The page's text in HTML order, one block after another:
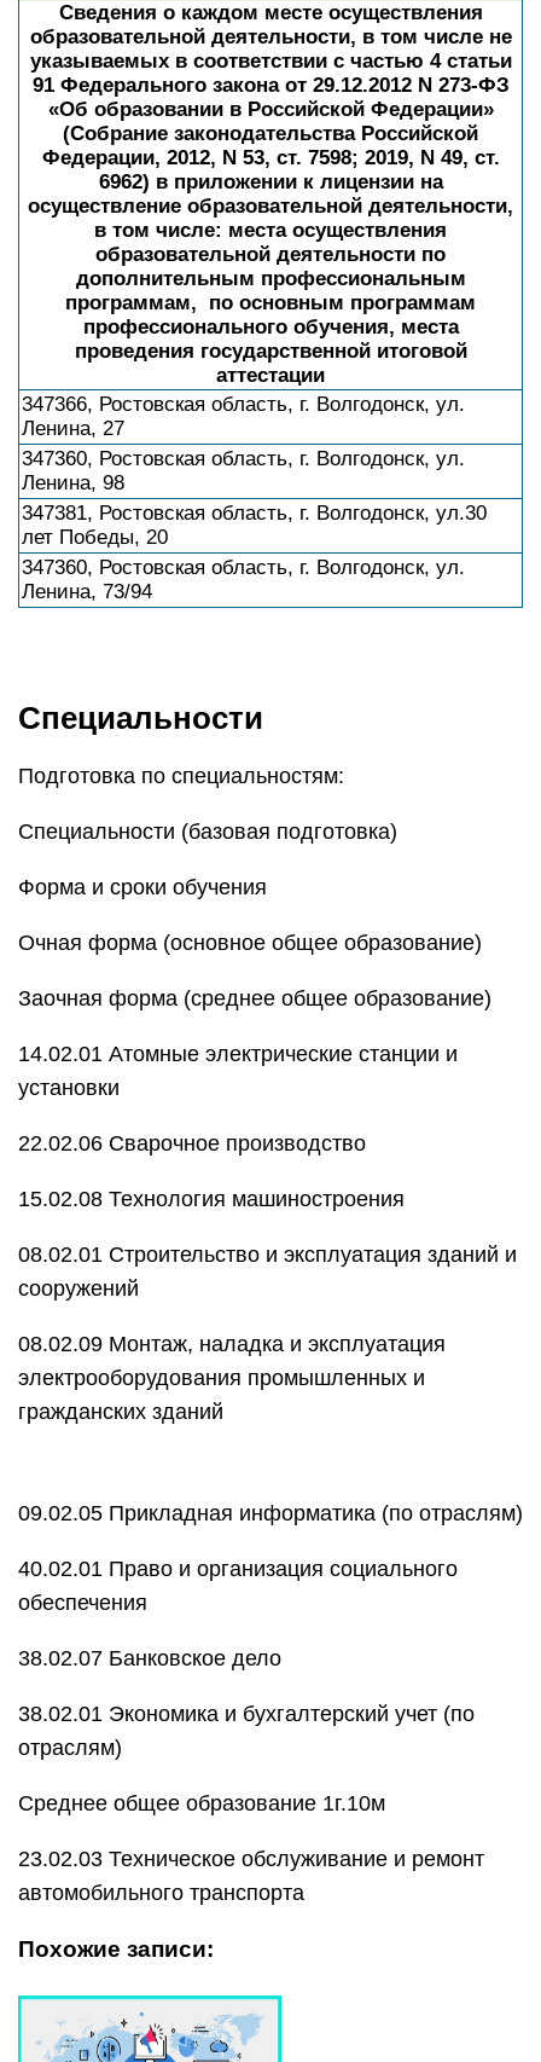
Сведения о каждом месте осуществления
образовательной деятельности, в том числе не
указываемых в соответствии с частью 4 статьи
91 Федерального закона от 29.12.2012 N 273-ФЗ
«Об образовании в Российской Федерации»
(Собрание законодательства Российской
Федерации, 2012, N 53, ст. 7598; 2019, N 49, ст.
6962) в приложении к лицензии на
осуществление образовательной деятельности,
в том числе: места осуществления
образовательной деятельности по
дополнительным профессиональным
программам, по основным программам
профессионального обучения, места
проведения государственной итоговой
аттестации
347366, Ростовская область, г. Волгодонск, ул.
Ленина, 27
347360, Ростовская область, г. Волгодонск, ул.
Ленина, 98
347381, Ростовская область, г. Волгодонск, ул.30
лет Победы, 20
347360, Ростовская область, г. Волгодонск, ул.
Ленина, 73/94
Специальности
Подготовка по специальностям:
Специальности (базовая подготовка)
Форма и сроки обучения
Очная форма (основное общее образование)
Заочная форма (среднее общее образование)
14.02.01 Атомные электрические станции и
установки
22.02.06 Сварочное производство
15.02.08 Технология машиностроения
08.02.01 Строительство и эксплуатация зданий и
сооружений
08.02.09 Монтаж, наладка и эксплуатация
электрооборудования промышленных и
гражданских зданий
09.02.05 Прикладная информатика (по отраслям)
40.02.01 Право и организация социального
обеспечения
38.02.07 Банковское дело
38.02.01 Экономика и бухгалтерский учет (по
отраслям)
Среднее общее образование 1г.10м
23.02.03 Техническое обслуживание и ремонт
автомобильного транспорта
Похожие записи: